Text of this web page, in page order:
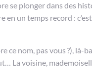
se plonger dans des
un temps record :
ce nom, pas vous ?), là-
La voisine,